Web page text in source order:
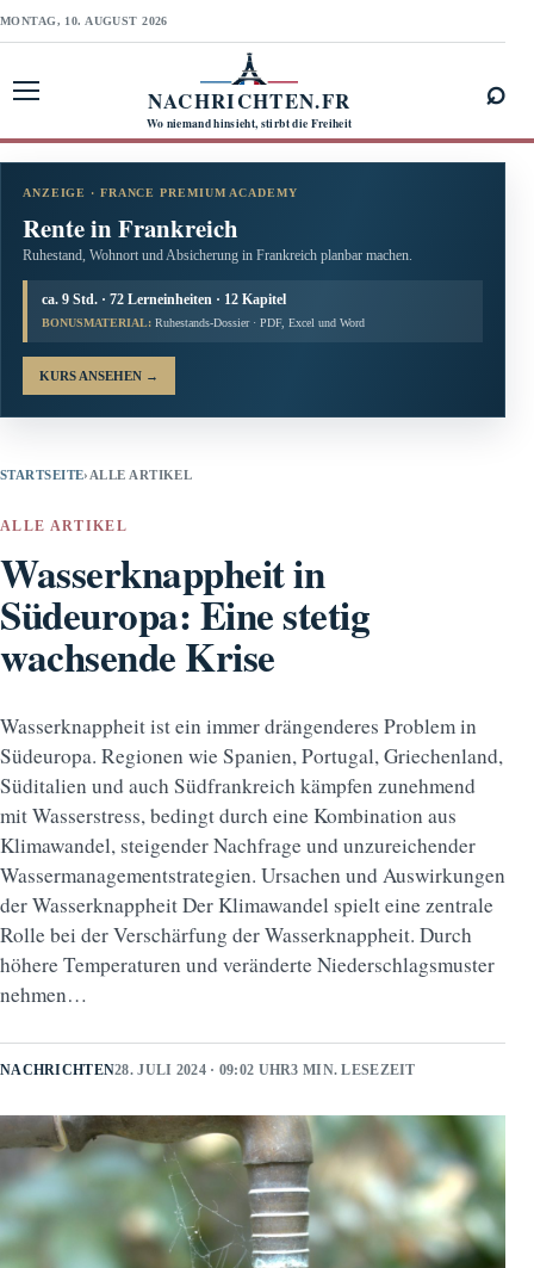
MONTAG, 10. AUGUST 2026
NACHRICHTEN.FR
Wo niemand hinsieht, stirbt die Freiheit
⌕
ANZEIGE · FRANCE PREMIUM ACADEMY
Rente in Frankreich
Ruhestand, Wohnort und Absicherung in Frankreich planbar machen.
ca. 9 Std. · 72 Lerneinheiten · 12 Kapitel
BONUSMATERIAL: Ruhestands-Dossier · PDF, Excel und Word
KURS ANSEHEN →
STARTSEITE› ALLE ARTIKEL
ALLE ARTIKEL
Wasserknappheit in
Südeuropa: Eine stetig
wachsende Krise
Wasserknappheit ist ein immer drängenderes Problem in
Südeuropa. Regionen wie Spanien, Portugal, Griechenland,
Süditalien und auch Südfrankreich kämpfen zunehmend
mit Wasserstress, bedingt durch eine Kombination aus
Klimawandel, steigender Nachfrage und unzureichender
Wassermanagementstrategien. Ursachen und Auswirkungen
der Wasserknappheit Der Klimawandel spielt eine zentrale
Rolle bei der Verschärfung der Wasserknappheit. Durch
höhere Temperaturen und veränderte Niederschlagsmuster
nehmen…
NACHRICHTEN28. JULI 2024 · 09:02 UHR3 MIN. LESEZEIT